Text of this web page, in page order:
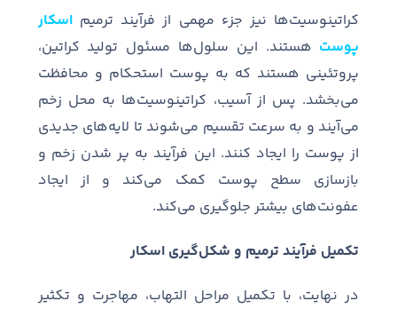
کراتینوسیتها نیز جزء مهمی از فرآیند ترمیم اسکار
پوست هستند. این سلولها مسئول تولید کراتین،
پروتئینی هستند که به پوست استحکام و محافظت
میبخشد. پس از آسیب، کراتینوسیتها به محل زخم
میآیند و به سرعت تقسیم میشوند تا لایههای جدیدی
از پوست را ایجاد کنند. این فرآیند به پر شدن زخم و
بازسازی سطح پوست کمک میکند و از ایجاد
عفونتهای بیشتر جلوگیری میکند.
تکمیل فرآیند ترمیم و شکل‌گیری اسکار
در نهایت، با تکمیل مراحل التهاب، مهاجرت و تکثیر